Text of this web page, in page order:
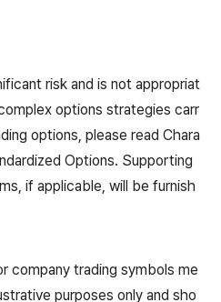
risk and is not appropriat
options strategies carr
options, please read Chara
Options. Supporting
if applicable, will be furnish
company trading symbols me
purposes only and sho